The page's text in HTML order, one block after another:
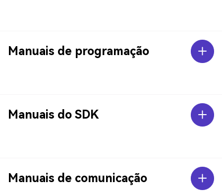
Manuais de programação
Manuais do SDK
Manuais de comunicação